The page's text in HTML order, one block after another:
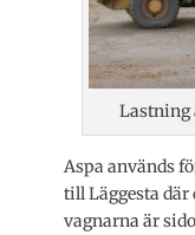
Lastning
Aspa används
till Läggesta där
vagnarna är